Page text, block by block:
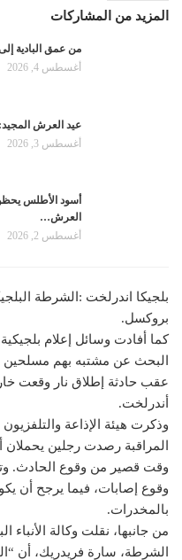
المزيد من المشاركات
من عمق البادية
أغسطس 4, 2026
عيد العرش المجيد:
أغسطس 3, 2026
أسود الأطلس
العرش…
أغسطس 2, 2026
بلجيكا اندرلخت :الشرطة
بروكسل.
كما أفادت وسائل إعلام
البحث عن مشتبه بهم مسلحين
عقب حادثة إطلاق نار وقعت
أندرلخت.
وذكرت هيئة الإذاعة
المراقبة رصدت رجلين يحملان
وقت قصير من وقوع الحادث.
وقوع إصابات، فيما يرجح أن
بالمخدرات.
من جانبها، نقلت وكالة الأنباء
الشرطة، سارة فريدريك، أن